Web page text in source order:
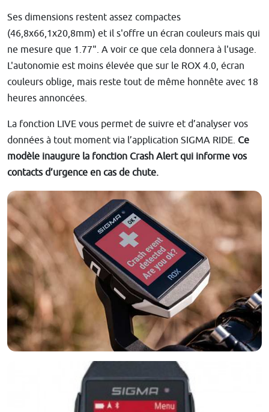
Ses dimensions restent assez compactes
(46,8x66,1x20,8mm) et il s'offre un écran couleurs mais qui
ne mesure que 1.77". A voir ce que cela donnera à l'usage.
L'autonomie est moins élevée que sur le ROX 4.0, écran
couleurs oblige, mais reste tout de même honnête avec 18
heures annoncées.
La fonction LIVE vous permet de suivre et d’analyser vos
données à tout moment via l’application SIGMA RIDE. Ce
modèle inaugure la fonction Crash Alert qui informe vos
contacts d’urgence en cas de chute.